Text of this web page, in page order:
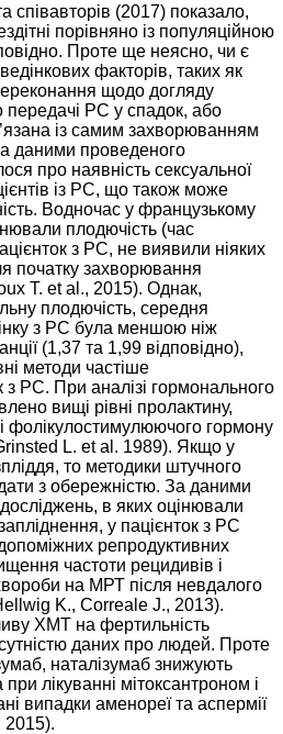
співавторів (2017) показало,
порівняно із популяційною
Проте ще неясно, чи є
факторів, таких як
щодо догляду
РС у спадок, або
із самим захворюванням
даними проведеного
про наявність сексуальної
із РС, що також може
Водночас у французькому
плодючість (час
з РС, не виявили ніяких
початку захворювання
T. et al., 2015). Однак,
плодючість, середня
з РС була меншою ніж
(1,37 та 1,99 відповідно),
методи частіше
з РС. При аналізі гормонального
вищі рівні пролактину,
фолікулостимулюючого гормону
L. et al. 1989). Якщо у
то методики штучного
з обережністю. За даними
в яких оцінювали
у пацієнток з РС
репродуктивних
частоти рецидивів і
на МРТ після невдалого
K., Correale J., 2013).
ХМТ на фертильність
даних про людей. Проте
наталізумаб знижують
лікуванні мітоксантроном і
випадки аменореї та аспермії
2015).